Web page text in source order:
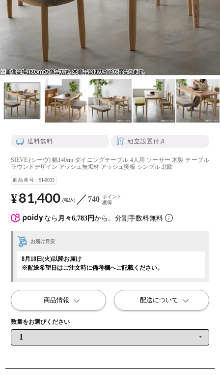
送料無料 組立設置付き
SIEVE (シーヴ) 幅140cm ダイニングテーブル 4人用 ソーサー 木製 テーブル
ラウンドデザイン アッシュ無垢材 アッシュ突板 シンプル 北欧
商品番号 SI-0033
なら 月々6,783円から。分割手数料無料
¥81,400 税込 740 ポイント
獲得
お届け目安
8月18日(火)以降お届け
※配送希望日はご注文時に備考欄へご記載ください。
商品情報 配送について